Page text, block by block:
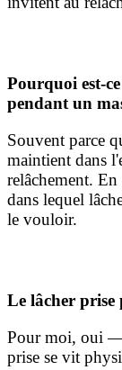
Pourquoi est-
pendant un
Souvent parce
maintient dans
relâchement. En
dans lequel
le vouloir.
Le lâcher prise
Pour moi, oui —
prise se vit